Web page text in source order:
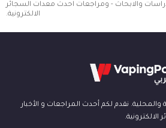
والابحاث - ومراجعات احدث معدات السجائر
الالكترونية.
والمحلية. نقدم لكم أحدث المراجعات و الأخبار